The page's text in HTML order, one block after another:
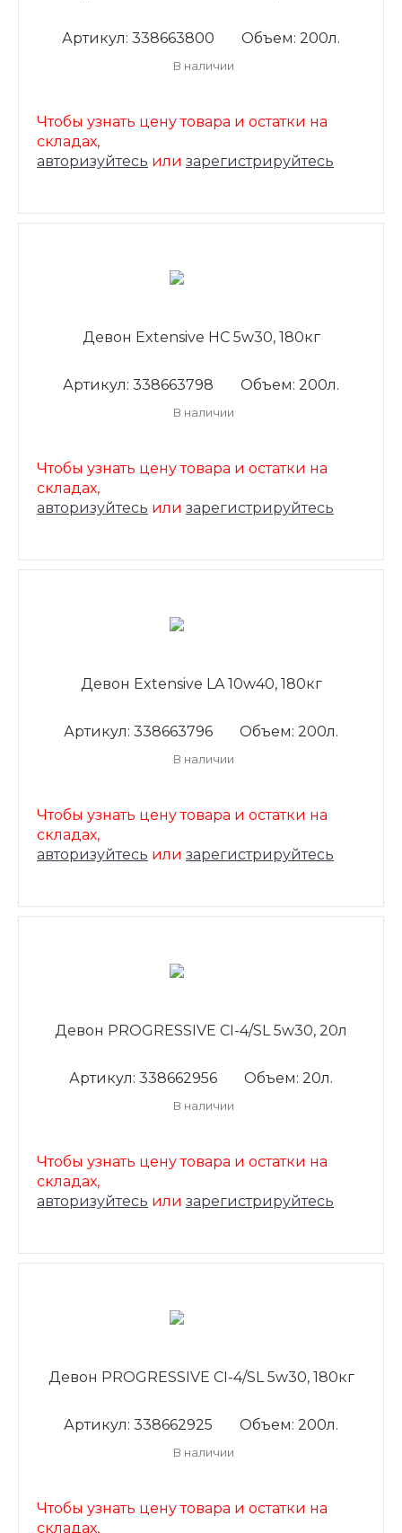
Артикул: 338663800 Объем: 200л.
В наличии
Чтобы узнать цену товара и остатки на
складах,
авторизуйтесь или зарегистрируйтесь
Девон Extensive HC 5w30, 180кг
Артикул: 338663798 Объем: 200л.
В наличии
Чтобы узнать цену товара и остатки на
складах,
авторизуйтесь или зарегистрируйтесь
Девон Extensive LA 10w40, 180кг
Артикул: 338663796 Объем: 200л.
В наличии
Чтобы узнать цену товара и остатки на
складах,
авторизуйтесь или зарегистрируйтесь
Девон PROGRESSIVE CI-4/SL 5w30, 20л
Артикул: 338662956 Объем: 20л.
В наличии
Чтобы узнать цену товара и остатки на
складах,
авторизуйтесь или зарегистрируйтесь
Девон PROGRESSIVE CI-4/SL 5w30, 180кг
Артикул: 338662925 Объем: 200л.
В наличии
Чтобы узнать цену товара и остатки на
складах,